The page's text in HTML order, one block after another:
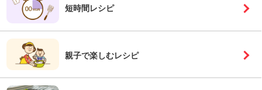
短時間レシピ
親子で楽しむレシピ